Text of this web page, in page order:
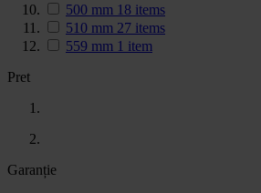
500 mm 18 items
510 mm 27 items
559 mm 1 item
Pret
Garanție